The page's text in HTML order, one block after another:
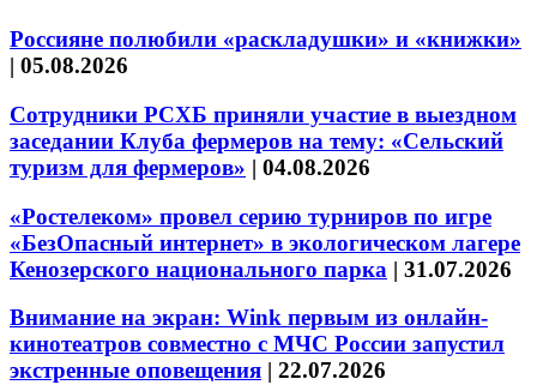
Россияне полюбили «раскладушки» и «книжки»
| 05.08.2026
Сотрудники РСХБ приняли участие в выездном
заседании Клуба фермеров на тему: «Сельский
туризм для фермеров» | 04.08.2026
«Ростелеком» провел серию турниров по игре
«БезОпасный интернет» в экологическом лагере
Кенозерского национального парка | 31.07.2026
Внимание на экран: Wink первым из онлайн-
кинотеатров совместно с МЧС России запустил
экстренные оповещения | 22.07.2026